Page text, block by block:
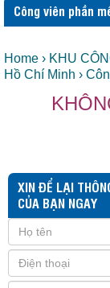
Công viên phần
Home › KHU
Hồ Chí Minh ›
XIN ĐỂ LẠI
CỦA BẠN NGAY